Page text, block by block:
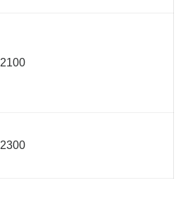
2100
2300